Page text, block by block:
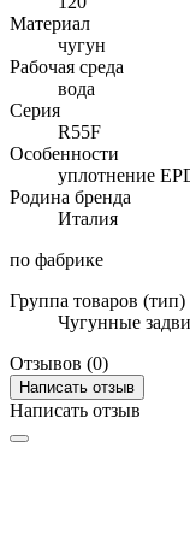
Материал
чугун
Рабочая среда
вода
Серия
R55F
Особенности
уплотнение
Родина бренда
Италия
по фабрике
Группа товаров (тип)
Чугунные
Отзывов (0)
Написать отзыв
Написать отзыв